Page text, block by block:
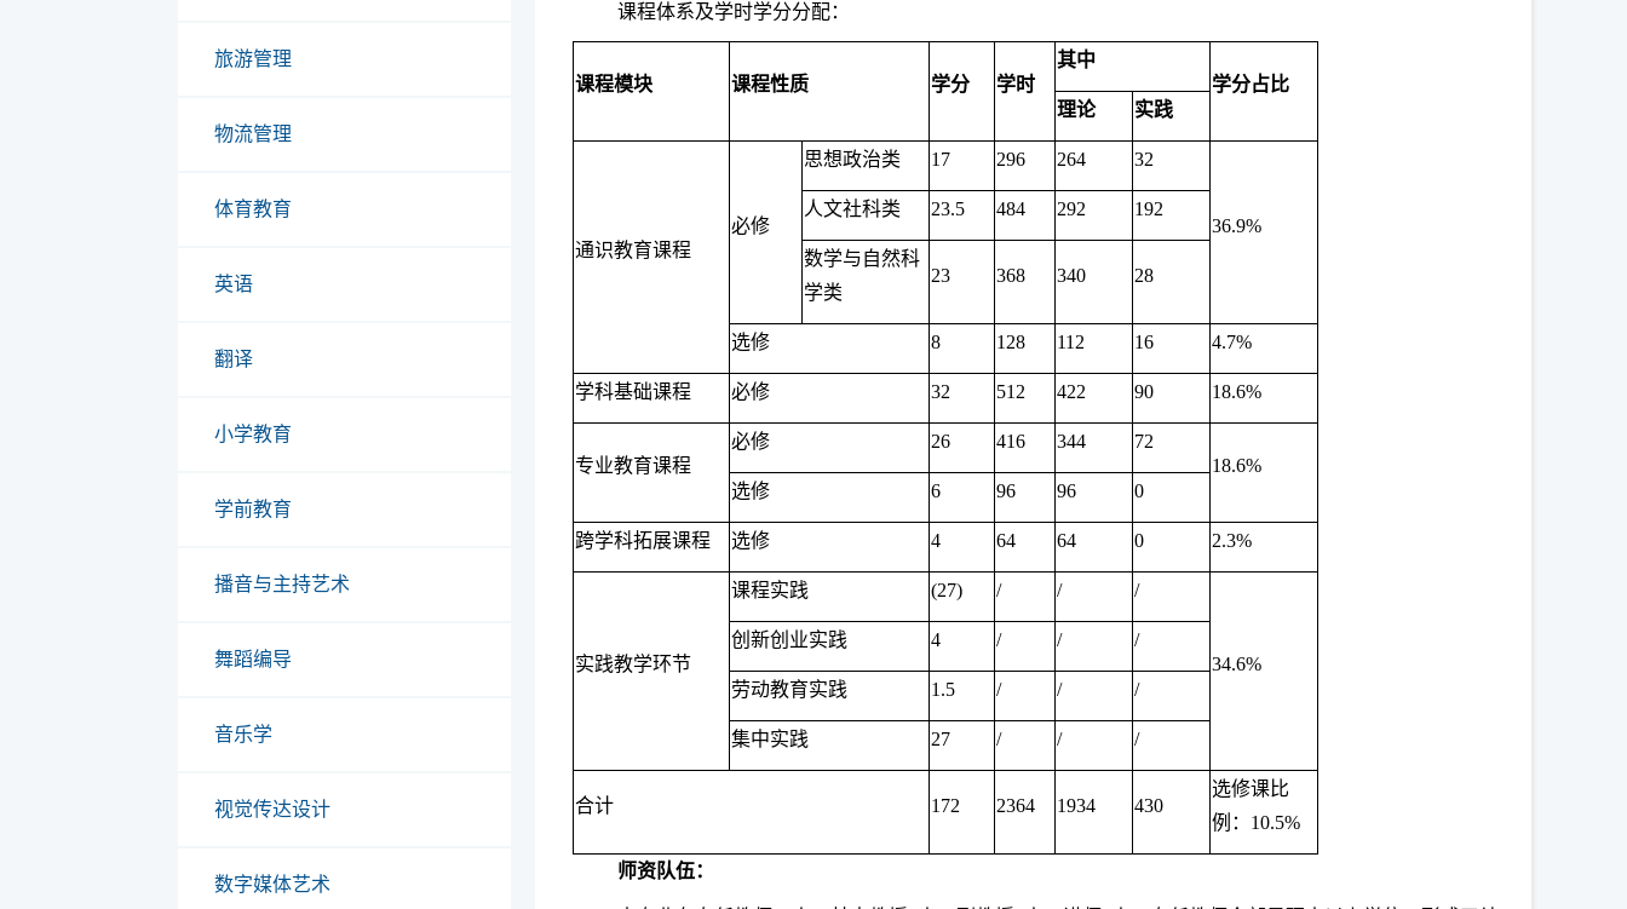
旅游管理
物流管理
体育教育
英语
翻译
小学教育
学前教育
播音与主持艺术
舞蹈编导
音乐学
视觉传达设计
数字媒体艺术
课程体系及学时学分分配：
课程模块 课程性质 学分 学时
其中
学分占比
理论
实践
通识教育课程
必修
思想政治类 17 296 264 32
36.9%
人文社科类 23.5 484 292 192
数学与自然科
学类
23 368 340 28
选修 8 128 112 16 4.7%
学科基础课程 必修 32 512 422 90 18.6%
专业教育课程
必修 26 416 344
72
18.6%
选修
6 96 96 0
跨学科拓展课程 选修 4 64 64 0 2.3%
实践教学环节
课程实践 (27) / / /
34.6%
创新创业实践 4 / / /
劳动教育实践 1.5 / / /
集中实践 27 / / /
合计 172 2364 1934 430
选修课比
例：10.5%
师资队伍：